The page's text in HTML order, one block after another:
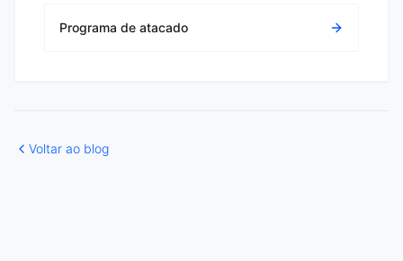
Programa de atacado
Voltar ao blog